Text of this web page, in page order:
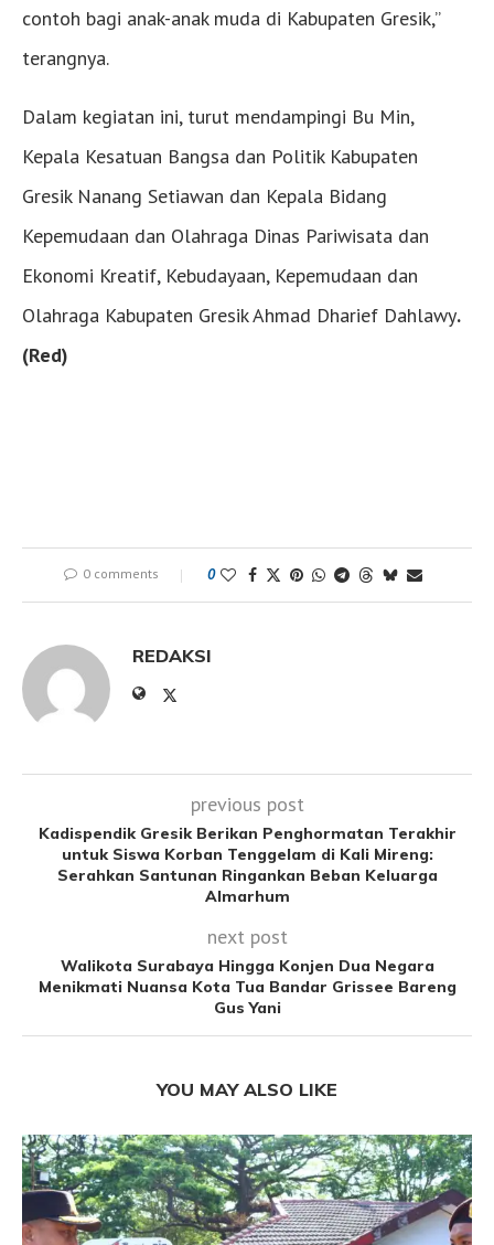
contoh bagi anak-anak muda di Kabupaten Gresik,”
terangnya.
Dalam kegiatan ini, turut mendampingi Bu Min,
Kepala Kesatuan Bangsa dan Politik Kabupaten
Gresik Nanang Setiawan dan Kepala Bidang
Kepemudaan dan Olahraga Dinas Pariwisata dan
Ekonomi Kreatif, Kebudayaan, Kepemudaan dan
Olahraga Kabupaten Gresik Ahmad Dharief Dahlawy.
(Red)
0 comments 0
REDAKSI
previous post
Kadispendik Gresik Berikan Penghormatan Terakhir
untuk Siswa Korban Tenggelam di Kali Mireng:
Serahkan Santunan Ringankan Beban Keluarga
Almarhum
next post
Walikota Surabaya Hingga Konjen Dua Negara
Menikmati Nuansa Kota Tua Bandar Grissee Bareng
Gus Yani
YOU MAY ALSO LIKE